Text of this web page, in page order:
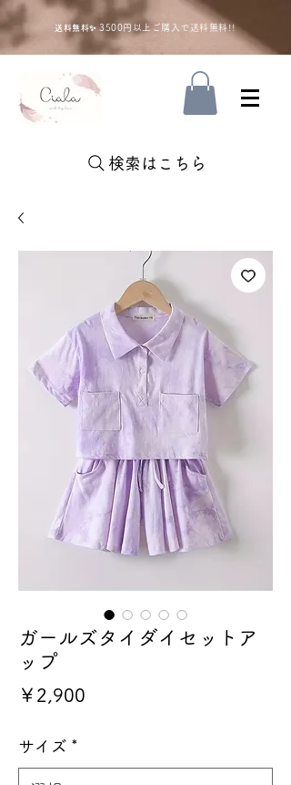
送料無料✨3500円以上ご購入で送料無料!!
検索はこちら
ガールズタイダイセットア
ップ
￥2,900
サイズ *